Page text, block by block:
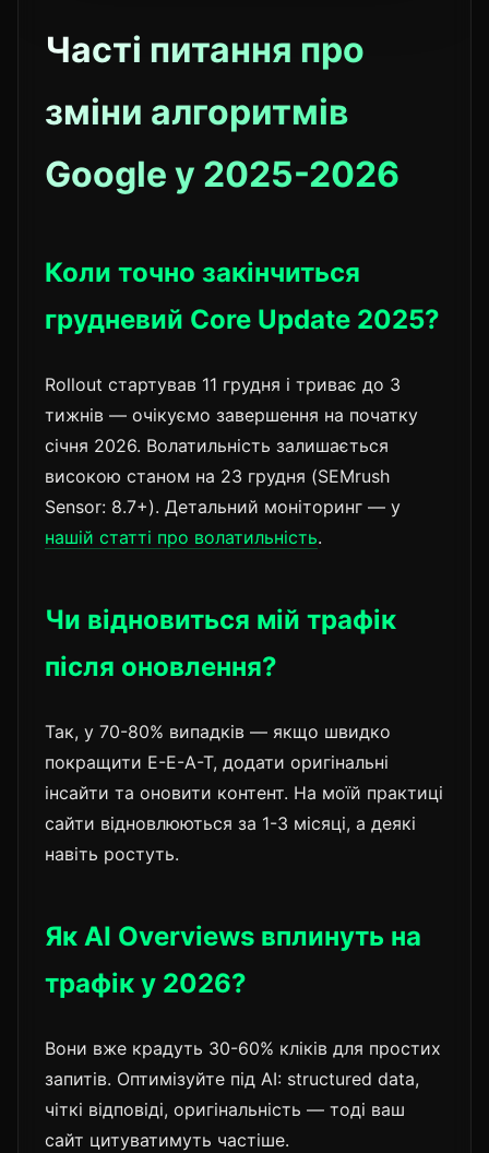
Часті питання про
зміни алгоритмів
Google у 2025-2026
Коли точно закінчиться
грудневий Core Update 2025?
Rollout стартував 11 грудня і триває до 3
тижнів — очікуємо завершення на початку
січня 2026. Волатильність залишається
високою станом на 23 грудня (SEMrush
Sensor: 8.7+). Детальний моніторинг — у
нашій статті про волатильність.
Чи відновиться мій трафік
після оновлення?
Так, у 70-80% випадків — якщо швидко
покращити E-E-A-T, додати оригінальні
інсайти та оновити контент. На моїй практиці
сайти відновлюються за 1-3 місяці, а деякі
навіть ростуть.
Як AI Overviews вплинуть на
трафік у 2026?
Вони вже крадуть 30-60% кліків для простих
запитів. Оптимізуйте під AI: structured data,
чіткі відповіді, оригінальність — тоді ваш
сайт цитуватимуть частіше.